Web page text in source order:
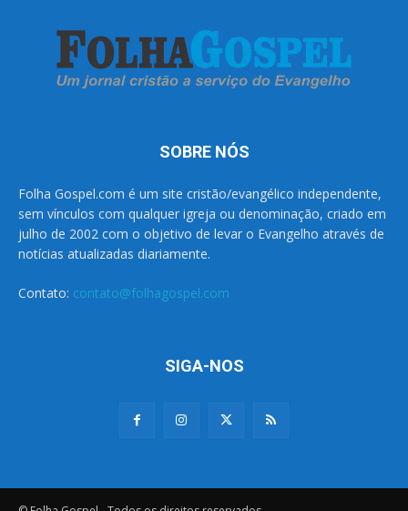
SOBRE NÓS
Folha Gospel.com é um site cristão/evangélico independente,
sem vínculos com qualquer igreja ou denominação, criado em
julho de 2002 com o objetivo de levar o Evangelho através de
notícias atualizadas diariamente.
Contato: contato@folhagospel.com
SIGA-NOS